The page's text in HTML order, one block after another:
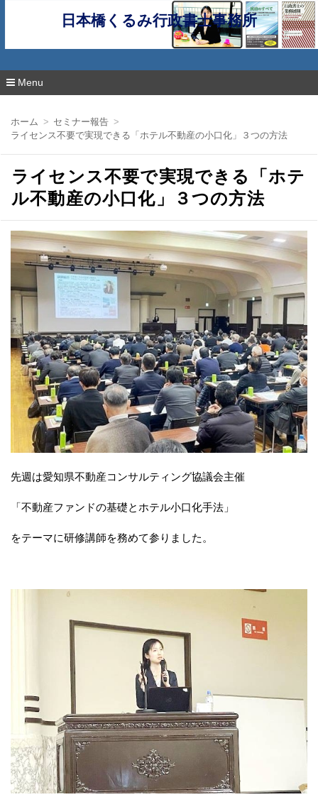
日本橋くるみ行政書士事務所
Menu
ホーム
セミナー報告
ライセンス不要で実現できる「ホテル不動産の小口化」３つの方法
ライセンス不要で実現できる「ホテ
ル不動産の小口化」３つの方法
先週は愛知県不動産コンサルティング協議会主催
「不動産ファンドの基礎とホテル小口化手法」
をテーマに研修講師を務めて参りました。